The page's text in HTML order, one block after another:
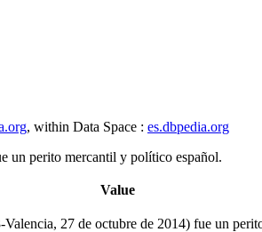
, within Data Space : es.dbpedia.org
un perito mercantil y político español.
Value
27 de octubre de 2014) fue un